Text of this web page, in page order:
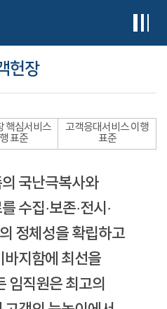
헌장
핵심서비스
표준
고객응대서비스 이행
표준
국난극복사와
수집·보존·전시·
정체성을 확립하고
바지함에 최선을
임직원은 최고의